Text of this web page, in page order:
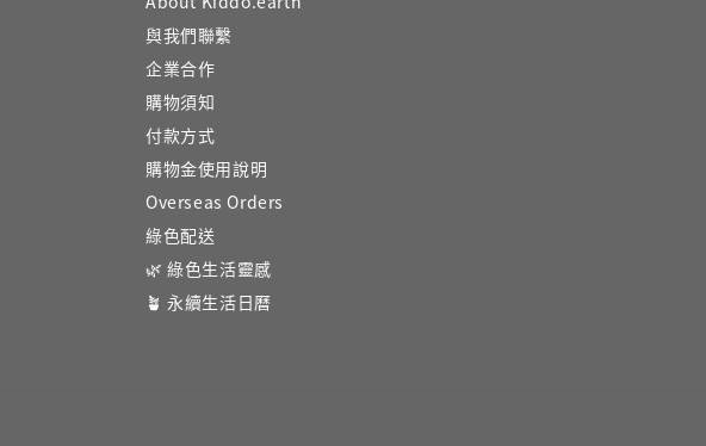
與我們聯繫
企業合作
購物須知
付款方式
購物金使用說明
Overseas Orders
綠色配送
🌿 綠色生活靈感
🪴 永續生活日曆